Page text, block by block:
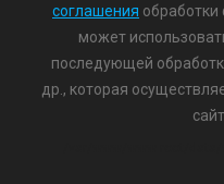
соглашения
может
последующей
др., которая